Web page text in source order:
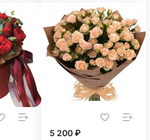
5 200 ₽